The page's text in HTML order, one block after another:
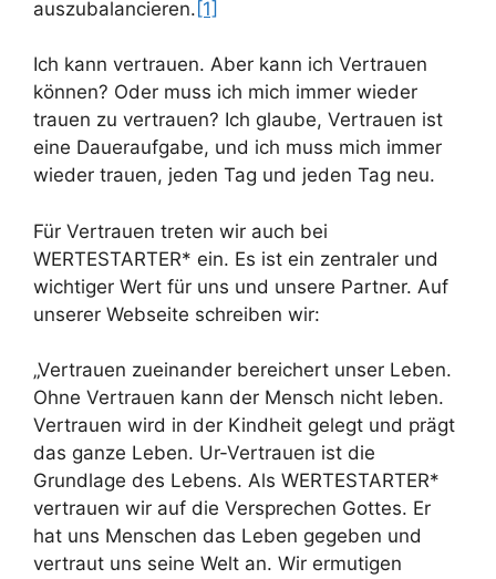
auszubalancieren. [1]
Ich kann vertrauen. Aber kann ich Vertrauen
können? Oder muss ich mich immer wieder
trauen zu vertrauen? Ich glaube, Vertrauen ist
eine Daueraufgabe, und ich muss mich immer
wieder trauen, jeden Tag und jeden Tag neu.
Für Vertrauen treten wir auch bei
WERTESTARTER* ein. Es ist ein zentraler und
wichtiger Wert für uns und unsere Partner. Auf
unserer Webseite schreiben wir:
„Vertrauen zueinander bereichert unser Leben.
Ohne Vertrauen kann der Mensch nicht leben.
Vertrauen wird in der Kindheit gelegt und prägt
das ganze Leben. Ur-Vertrauen ist die
Grundlage des Lebens. Als WERTESTARTER*
vertrauen wir auf die Versprechen Gottes. Er
hat uns Menschen das Leben gegeben und
vertraut uns seine Welt an. Wir ermutigen